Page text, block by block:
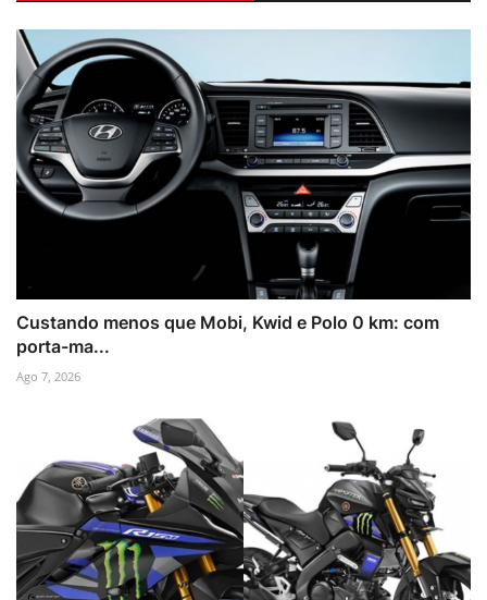
Custando menos que Mobi, Kwid e Polo 0 km: com
porta-ma...
Ago 7, 2026